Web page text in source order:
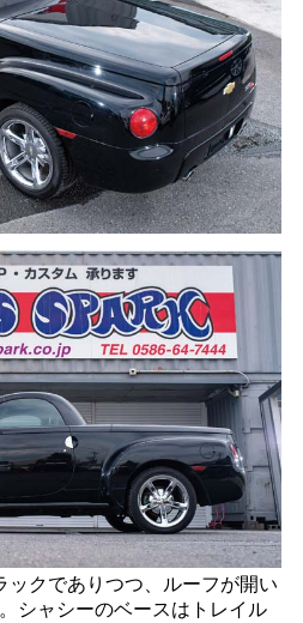
ックでありつつ、ルーフが開い
シャシーのベースはトレイル